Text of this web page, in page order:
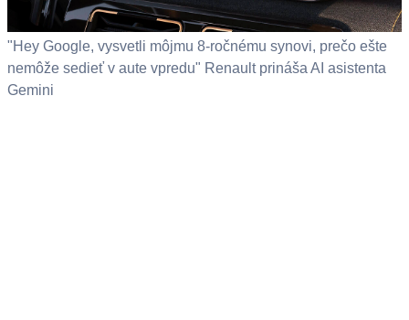
"Hey Google, vysvetli môjmu 8-ročnému synovi, prečo ešte
nemôže sedieť v aute vpredu" Renault prináša AI asistenta
Gemini